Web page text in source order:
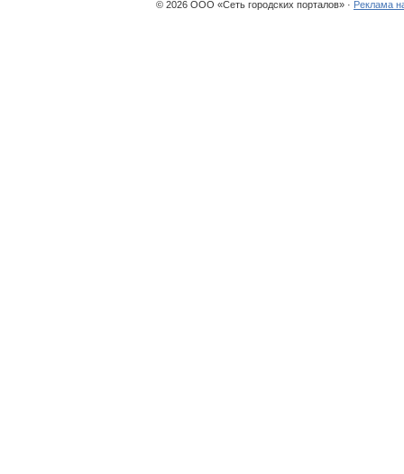
© 2026 ООО «Сеть городских порталов» · Реклама